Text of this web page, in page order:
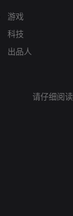
游戏
科技
出品人
请仔细阅读